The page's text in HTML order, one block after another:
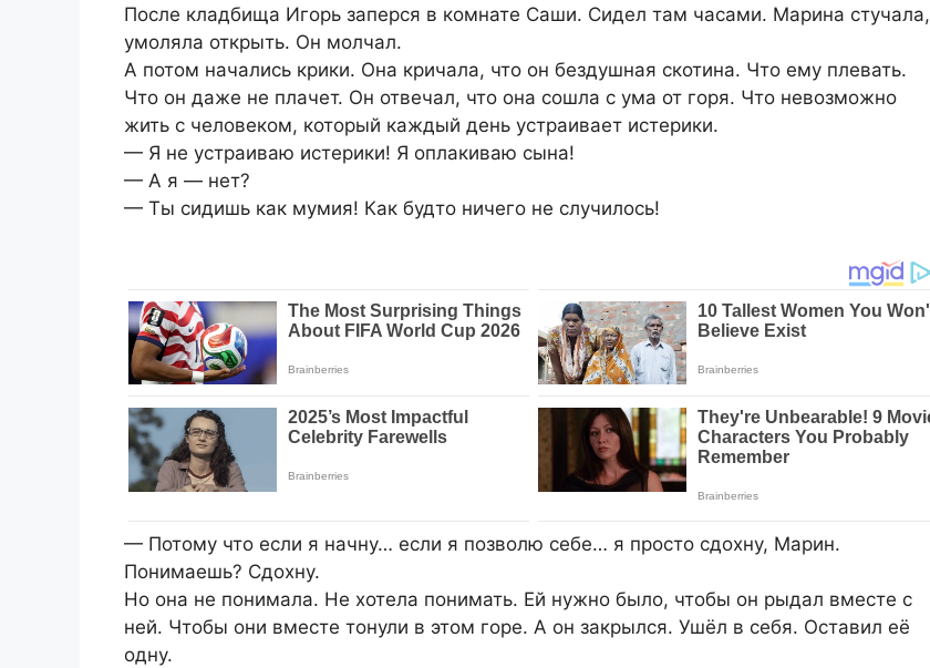
После кладбища Игорь заперся в комнате Саши. Сидел там часами. Марина стучала,
умоляла открыть. Он молчал.
А потом начались крики. Она кричала, что он бездушная скотина. Что ему плевать.
Что он даже не плачет. Он отвечал, что она сошла с ума от горя. Что невозможно
жить с человеком, который каждый день устраивает истерики.
— Я не устраиваю истерики! Я оплакиваю сына!
— А я — нет?
— Ты сидишь как мумия! Как будто ничего не случилось!
— Потому что если я начну… если я позволю себе… я просто сдохну, Марин.
Понимаешь? Сдохну.
Но она не понимала. Не хотела понимать. Ей нужно было, чтобы он рыдал вместе с
ней. Чтобы они вместе тонули в этом горе. А он закрылся. Ушёл в себя. Оставил её
одну.